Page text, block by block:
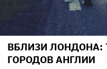
ВБЛИЗИ
ГОРОДОВ АНГЛИИ